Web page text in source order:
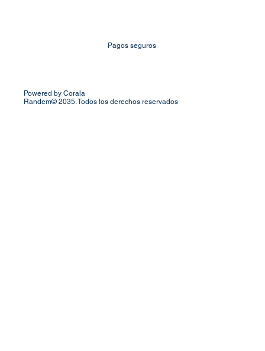
Pagos seguros
Powered by Corala
Randem© 2035. Todos los derechos reservados